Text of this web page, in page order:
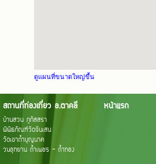
ดูแผนที่ขนาดใหญ่ขึ้น
สถานที่ท่องเที่ยว อ.ตาคลี
บ้านสวน ภูภัสสรา
พิพิธภัณฑ์วัดจันเสน
วัดเขาถ้ำบุญนาค
วนอุทยาน ถ้ำเพชร - ถ้ำทอง
หน้าแรก